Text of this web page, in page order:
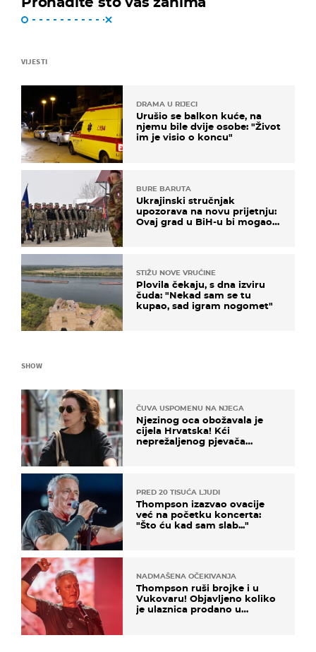
VIJESTI
DRAMA U RIJECI
Urušio se balkon kuće, na
njemu bile dvije osobe: "Život
im je visio o koncu"
BURE BARUTA
Ukrajinski stručnjak
upozorava na novu prijetnju:
Ovaj grad u BiH-u bi mogao
STIŽU NOVE VRUĆINE
Plovila čekaju, s dna izviru
čuda: "Nekad sam se tu
kupao, sad igram nogomet"
SHOW
ČUVA USPOMENU NA NJEGA
Njezinog oca obožavala je
cijela Hrvatska! Kći
neprežaljenog pjevača
PRED 20 TISUĆA LJUDI
Thompson izazvao ovacije
već na početku koncerta:
"Što ću kad sam slab..."
NADMAŠENA OČEKIVANJA
Thompson ruši brojke i u
Vukovaru! Objavljeno koliko
je ulaznica prodano u